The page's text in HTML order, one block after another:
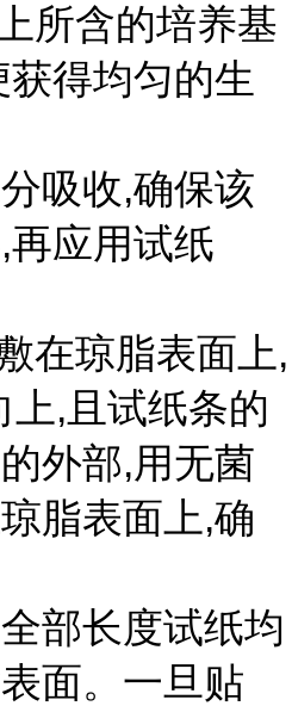
所含的培养基
得均匀的生
吸收,确保该
应用试纸
在琼脂表面上,
,且试纸条的
外部,用无菌
脂表面上,确
部长度试纸均
面。一旦贴